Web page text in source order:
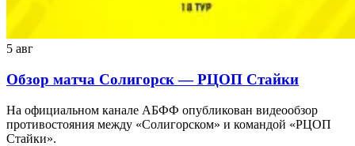
5 авг
Обзор матча Солигорск — РЦОП Стайки
На официальном канале АБФФ опубликован видеообзор
противостояния между «Солигорском» и командой «РЦОП
Стайки».